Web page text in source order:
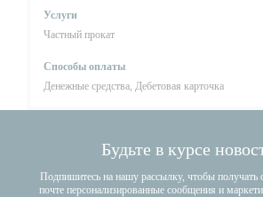
Услуги
Частный прокат
Способы оплаты
Денежные средства, Дебетовая карточка
Будьте в курсе
Подпишитесь на нашу рассылку, чтобы получать
почте персонализированные сообщения и